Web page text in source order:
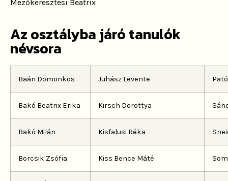
Mezőkeresztesi Beatrix
Az osztályba járó tanulók
névsora
Baán Domonkos Juhász Levente
Bakó Beatrix Erika Kirsch Dorottya
Bakó Milán Kisfalusi Réka
Borcsik Zsófia Kiss Bence Máté